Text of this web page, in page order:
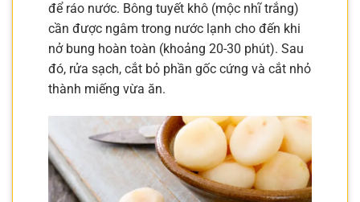
để ráo nước. Bông tuyết khô (mộc nhĩ trắng)
cần được ngâm trong nước lạnh cho đến khi
nở bung hoàn toàn (khoảng 20-30 phút). Sau
đó, rửa sạch, cắt bỏ phần gốc cứng và cắt nhỏ
thành miếng vừa ăn.